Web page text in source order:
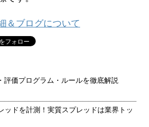
＆ブログについて
評価プログラム・ルールを徹底解説
ッドを計測！実質スプレッドは業界トッ